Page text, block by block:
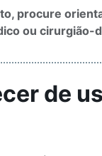
procure
ou cirurgião-
de